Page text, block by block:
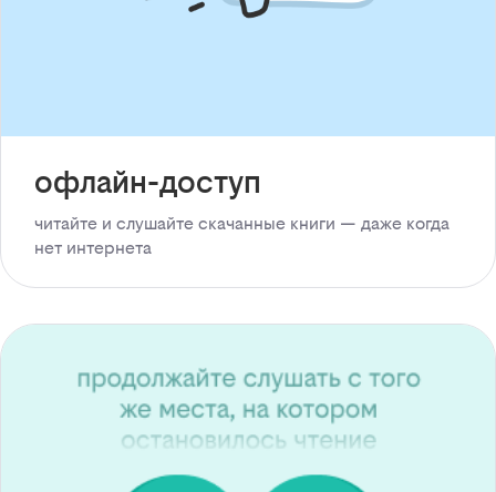
офлайн-доступ
читайте и слушайте скачанные книги — даже когда
нет интернета